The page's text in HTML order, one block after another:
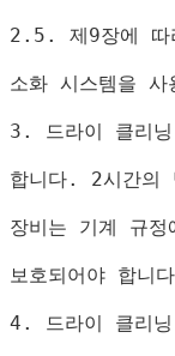
2.5. 제9장에
소화 시스템을 사
3. 드라이 클리
합니다. 2시간의
장비는 기계 규
보호되어야 합니다
4. 드라이 클리